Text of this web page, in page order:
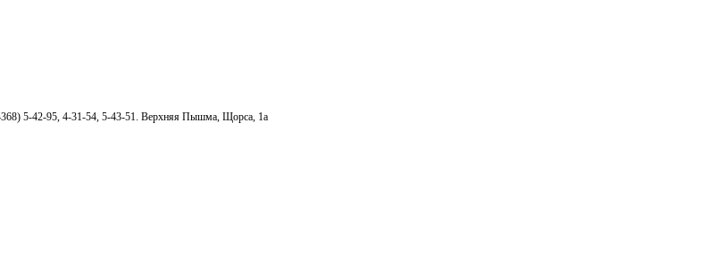
5-42-95, 4-31-54, 5-43-51. Верхняя Пышма, Щорса, 1а